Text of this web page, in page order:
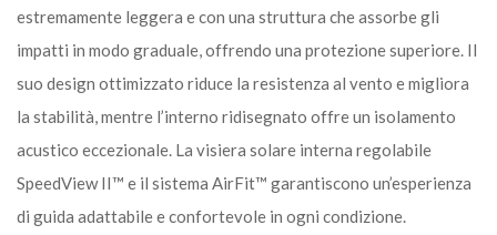
estremamente leggera e con una struttura che assorbe gli
impatti in modo graduale, offrendo una protezione superiore. Il
suo design ottimizzato riduce la resistenza al vento e migliora
la stabilità, mentre l’interno ridisegnato offre un isolamento
acustico eccezionale. La visiera solare interna regolabile
SpeedView II™ e il sistema AirFit™ garantiscono un’esperienza
di guida adattabile e confortevole in ogni condizione.